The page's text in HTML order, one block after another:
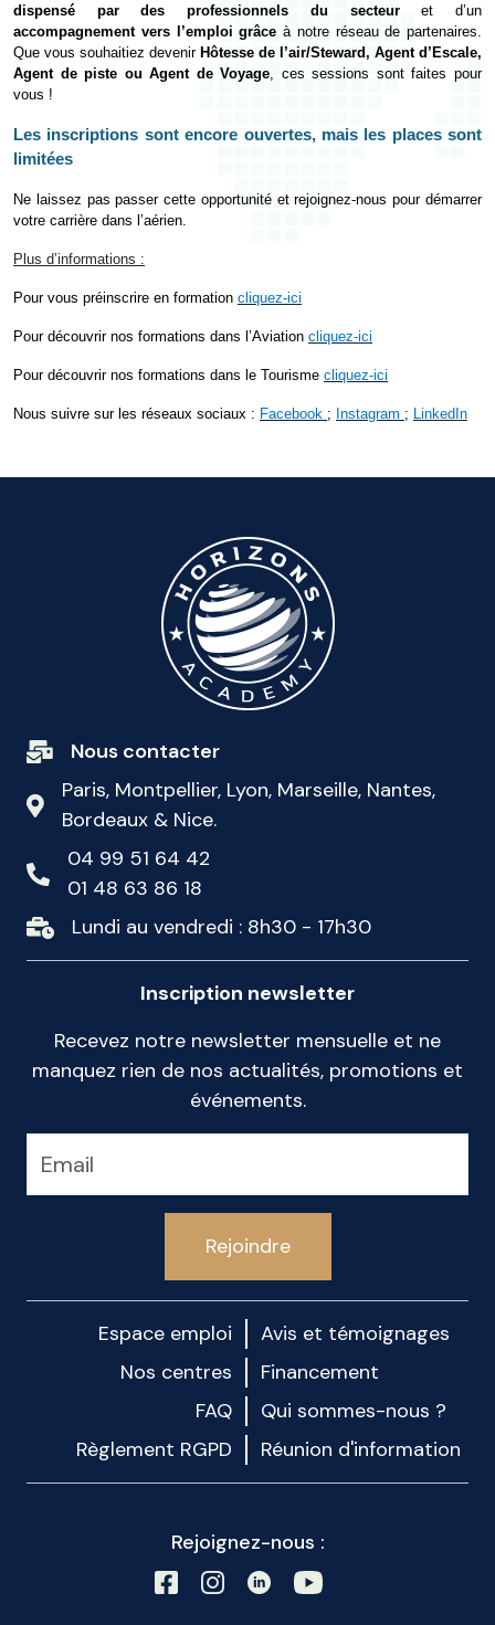
dispensé par des professionnels du secteuret d’un
accompagnement vers l’emploi grâce à notre réseau de partenaires.
Que vous souhaitiez devenir Hôtesse de l’air/Steward, Agent d’Escale,
Agent de piste ou Agent de Voyage, ces sessions sont faites pour
vous !
Les inscriptions sont encore ouvertes, mais les places sont
limitées
Ne laissez pas passer cette opportunité et rejoignez-nous pour démarrer
votre carrière dans l’aérien.
Plus d’informations :
Pour vous préinscrire en formation cliquez-ici
Pour découvrir nos formations dans l’Aviation cliquez-ici
Pour découvrir nos formations dans le Tourisme cliquez-ici
Nous suivre sur les réseaux sociaux : Facebook ; Instagram ; LinkedIn
Nous contacter
Paris, Montpellier, Lyon, Marseille, Nantes,
Bordeaux & Nice.
04 99 51 64 42
01 48 63 86 18
Lundi au vendredi : 8h30 - 17h30
Inscription newsletter
Recevez notre newsletter mensuelle et ne
manquez rien de nos actualités, promotions et
événements.
Rejoindre
Espace emploi
Avis et témoignages
Nos centres
Financement
FAQ
Qui sommes-nous ?
Règlement RGPD
Réunion d'information
Rejoignez-nous :